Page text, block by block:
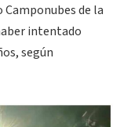
de la
intentado
según